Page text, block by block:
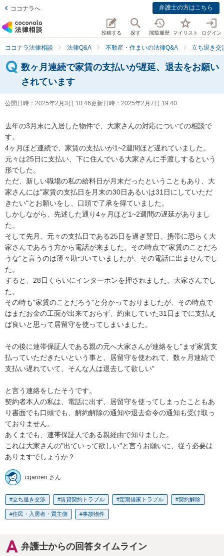
ココナラへ 弁護士の方はこちら
投稿する 探す 閲覧履歴 マイリスト ログイン
ココナラ法律相談 法律Q&A 不動産・住まいの法律Q&A 立ち退き交
数ヶ月連続で家賃の支払いが遅延、退去をお願い
されています
公開日時： 2025年2月3日 10:46更新日時： 2025年2月7日 19:40
去年の3月末に入居した物件で、大家さんの対応についての相談で
す。
4ヶ月ほど連続で、家賃の支払いが1~2週間ほど遅れていました。
元々は25日に支払い、下に住んでいる大家さんに手渡しするという
形でした。
ただ、新しい職場の私の給料日が月末だったということもあり、大
家さんには"家賃の支払日を月末の30日あるいは31日にしていただ
きたい"とお願いをし、口頭で了承を得ていました。
しかしながら、先述した通り4ヶ月ほど1~2週間の遅延がありまし
た。
そして先月、元々の支払日である25日を過ぎ翌日、携帯に恐らく大
家さんであろう方から電話が来ました。その時点で"家賃のことだろ
うな"と言うのは薄々勘づいていましたが、その電話に出ませんでし
た。
すると、28日くらいにインターホンを押されました。大家さんでし
た。
その時も"家賃のことだろう"と分かっておりましたが、その時点で
はまだお金の工面が出来ておらず、約束していた31日までに支払え
ば良いと思って居留守を使ってしまいました。
その後に連帯保証人である親の元へ大家さんが連絡をし"まず家賃支
払っていただきたいという事と、居留守を使われて、数ヶ月連続で
支払い遅れていて、そんな人は退去して欲しい"
と言う連絡をしたそうです。
契約者本人の私は、電話に出ず、居留守を使ってしまったこともあ
り書面でも口頭でも、解約解除の通知や退去命令の通知も受け取っ
ておりません。
あくまでも、連帯保証人である親経由で知りました。
これは大家さんの"出ていって欲しい"と言うお願いに、従う必要は
ありますでしょうか？
cganren さん
立ち退き交渉 賃貸契約トラブル 定期借家トラブル 契約解除
住民・入居者・買主側 事故物件
弁護士からの回答タイムライン